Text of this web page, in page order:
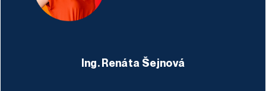
Ing. Renáta Šejnová